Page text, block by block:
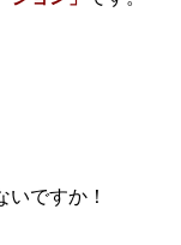
ですか！